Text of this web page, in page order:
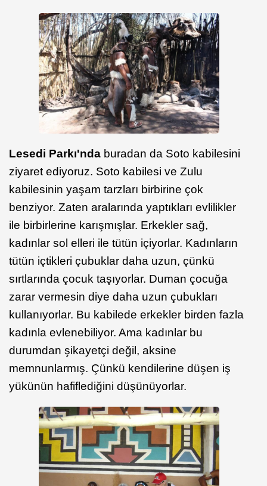
Lesedi Parkı'nda buradan da Soto kabilesini
ziyaret ediyoruz. Soto kabilesi ve Zulu
kabilesinin yaşam tarzları birbirine çok
benziyor. Zaten aralarında yaptıkları evlilikler
ile birbirlerine karışmışlar. Erkekler sağ,
kadınlar sol elleri ile tütün içiyorlar. Kadınların
tütün içtikleri çubuklar daha uzun, çünkü
sırtlarında çocuk taşıyorlar. Duman çocuğa
zarar vermesin diye daha uzun çubukları
kullanıyorlar. Bu kabilede erkekler birden fazla
kadınla evlenebiliyor. Ama kadınlar bu
durumdan şikayetçi değil, aksine
memnunlarmış. Çünkü kendilerine düşen iş
yükünün hafiflediğini düşünüyorlar.